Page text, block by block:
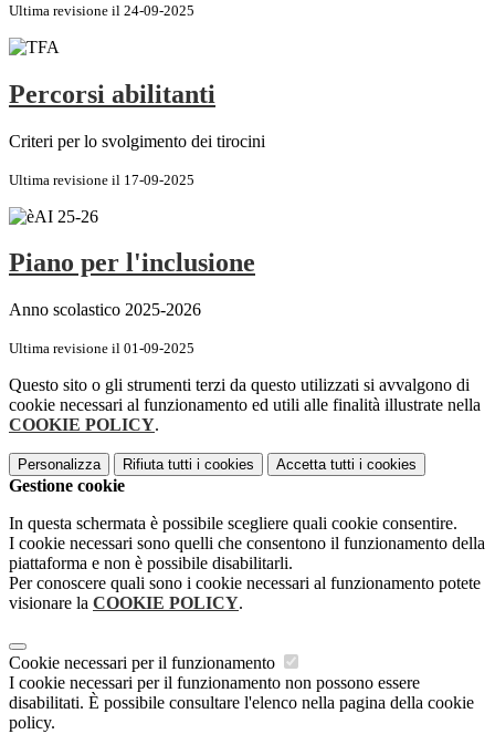
Ultima revisione il 24-09-2025
Percorsi abilitanti
Criteri per lo svolgimento dei tirocini
Ultima revisione il 17-09-2025
Piano per l'inclusione
Anno scolastico 2025-2026
Ultima revisione il 01-09-2025
Questo sito o gli strumenti terzi da questo utilizzati si avvalgono di
cookie necessari al funzionamento ed utili alle finalità illustrate nella
COOKIE POLICY.
Personalizza Rifiuta tutti i cookies Accetta tutti i cookies
Gestione cookie
In questa schermata è possibile scegliere quali cookie consentire.
I cookie necessari sono quelli che consentono il funzionamento della
piattaforma e non è possibile disabilitarli.
Per conoscere quali sono i cookie necessari al funzionamento potete
visionare la COOKIE POLICY.
Cookie necessari per il funzionamento
I cookie necessari per il funzionamento non possono essere
disabilitati. È possibile consultare l'elenco nella pagina della cookie
policy.